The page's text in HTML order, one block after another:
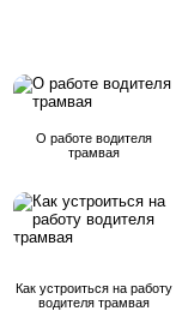
О работе водителя
трамвая
Как устроиться на работу
водителя трамвая